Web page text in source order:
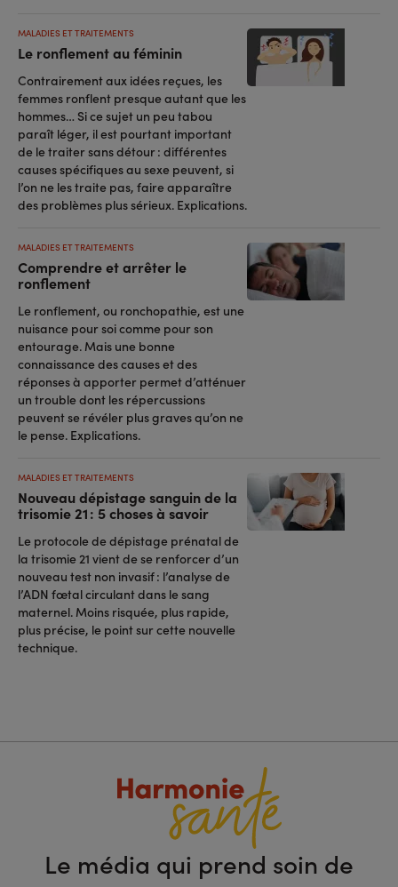
Le ronflement au féminin
MALADIES ET TRAITEMENTS
Contrairement aux idées reçues, les
femmes ronflent presque autant que les
hommes… Si ce sujet un peu tabou
paraît léger, il est pourtant important
de le traiter sans détour : différentes
causes spécifiques au sexe peuvent, si
l’on ne les traite pas, faire apparaître
des problèmes plus sérieux. Explications.
Comprendre et arrêter le
ronflement
MALADIES ET TRAITEMENTS
Le ronflement, ou ronchopathie, est une
nuisance pour soi comme pour son
entourage. Mais une bonne
connaissance des causes et des
réponses à apporter permet d’atténuer
un trouble dont les répercussions
peuvent se révéler plus graves qu’on ne
le pense. Explications.
Nouveau dépistage sanguin de la
trisomie 21 : 5 choses à savoir
MALADIES ET TRAITEMENTS
Le protocole de dépistage prénatal de
la trisomie 21 vient de se renforcer d’un
nouveau test non invasif : l’analyse de
l’ADN fœtal circulant dans le sang
maternel. Moins risquée, plus rapide,
plus précise, le point sur cette nouvelle
technique.
Le média qui prend soin de